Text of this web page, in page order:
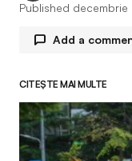
Published
Add a
Adresa ta de
obligatorii sunt
CITEȘTE MAI MULTE